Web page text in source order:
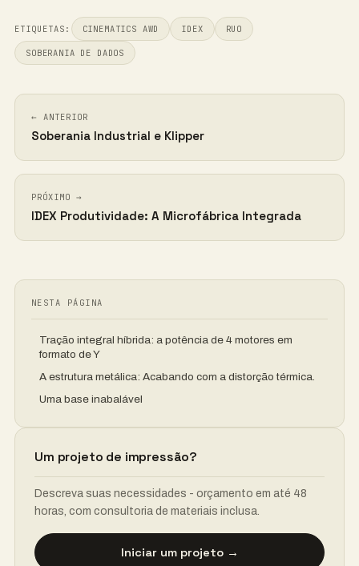
ETIQUETAS: CINEMATICS AWD IDEX RUO
SOBERANIA DE DADOS
← ANTERIOR
Soberania Industrial e Klipper
PRÓXIMO →
IDEX Produtividade: A Microfábrica Integrada
NESTA PÁGINA
Tração integral híbrida: a potência de 4 motores em
formato de Y
A estrutura metálica: Acabando com a distorção térmica.
Uma base inabalável
Um projeto de impressão?
Descreva suas necessidades - orçamento em até 48
horas, com consultoria de materiais inclusa.
Iniciar um projeto →